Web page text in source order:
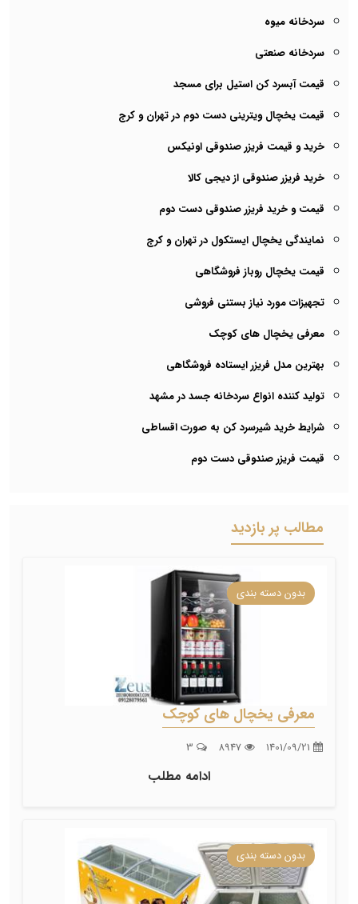
سردخانه میوه
سردخانه صنعتی
قیمت آبسرد کن استیل برای مسجد
قیمت یخچال ویترینی دست دوم در تهران و کرج
خرید و قیمت فریزر صندوقی اونیکس
خرید فریزر صندوقی از دیجی کالا
قیمت و خرید فریزر صندوقی دست دوم
نمایندگی یخچال ایستکول در تهران و کرج
قیمت یخچال روباز فروشگاهی
تجهیزات مورد نیاز بستنی فروشی
معرفی یخچال های کوچک
بهترین مدل فریزر ایستاده فروشگاهی
تولید کننده انواع سردخانه جسد در مشهد
شرایط خرید شیرسرد کن به صورت اقساطی
قیمت فریزر صندوقی دست دوم
مطالب پر بازدید
بدون دسته بندی
معرفی یخچال های کوچک
ادامه مطلب
بدون دسته بندی